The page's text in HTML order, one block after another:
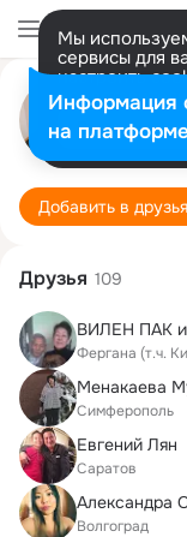
Мы
сервисы для
настроить
Разрешить
2
Добавить в друзья
Друзья 109
ВИЛЕН ПАК
Фергана (т.ч.
Менакаева
Симферополь
Евгений Лян
Саратов
Александра
Волгоград
Информация
на